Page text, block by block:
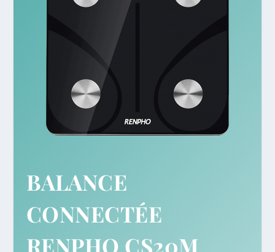
BALANCE
CONNECTÉE
RENPHO CS20M